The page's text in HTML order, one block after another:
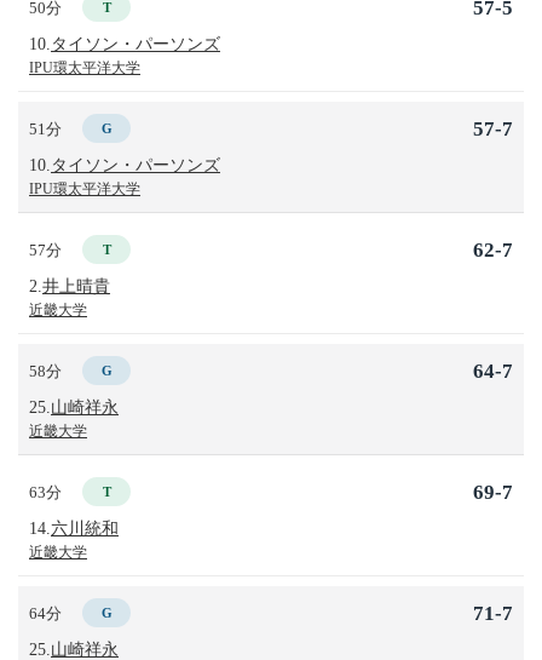
50分 T
10. タイソン・パーソンズ
IPU環太平洋大学
57-5
51分 G
10. タイソン・パーソンズ
IPU環太平洋大学
57-7
57分 T
2. 井上晴貴
近畿大学
62-7
58分 G
25. 山崎祥永
近畿大学
64-7
63分 T
14. 六川統和
近畿大学
69-7
64分 G
25. 山崎祥永
71-7